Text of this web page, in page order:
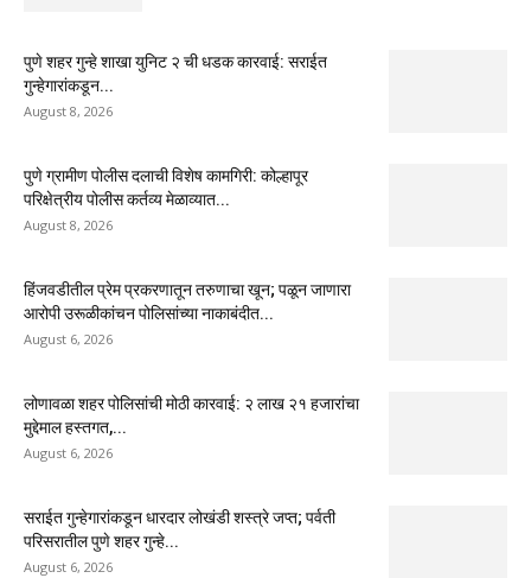
पुणे शहर गुन्हे शाखा युनिट २ ची धडक कारवाई: सराईत
गुन्हेगारांकडून...
August 8, 2026
पुणे ग्रामीण पोलीस दलाची विशेष कामगिरी: कोल्हापूर
परिक्षेत्रीय पोलीस कर्तव्य मेळाव्यात...
August 8, 2026
हिंजवडीतील प्रेम प्रकरणातून तरुणाचा खून; पळून जाणारा
आरोपी उरूळीकांचन पोलिसांच्या नाकाबंदीत...
August 6, 2026
लोणावळा शहर पोलिसांची मोठी कारवाई: २ लाख २१ हजारांचा
मुद्देमाल हस्तगत,...
August 6, 2026
सराईत गुन्हेगारांकडून धारदार लोखंडी शस्त्रे जप्त; पर्वती
परिसरातील पुणे शहर गुन्हे...
August 6, 2026